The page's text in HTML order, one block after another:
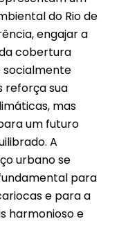
do Rio de
engajar a
cobertura
socialmente
reforça sua
mas
um futuro
A
urbano se
para
e para a
harmonioso e